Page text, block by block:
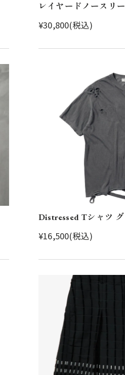
レイヤードノースリ
¥30,800(税込)
Distressed Tシャツ
¥16,500(税込)